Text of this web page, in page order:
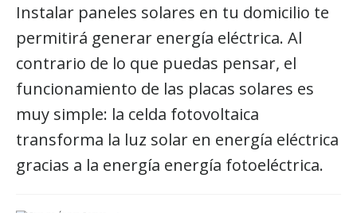
Instalar paneles solares en tu domicilio te
permitirá generar energía eléctrica. Al
contrario de lo que puedas pensar, el
funcionamiento de las placas solares es
muy simple: la celda fotovoltaica
transforma la luz solar en energía eléctrica
gracias a la energía energía fotoeléctrica.